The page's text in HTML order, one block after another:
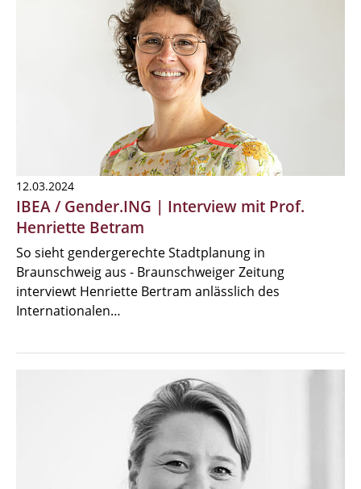
12.03.2024
IBEA / Gender.ING | Interview mit Prof.
Henriette Betram
So sieht gendergerechte Stadtplanung in
Braunschweig aus - Braunschweiger Zeitung
interviewt Henriette Bertram anlässlich des
Internationalen…